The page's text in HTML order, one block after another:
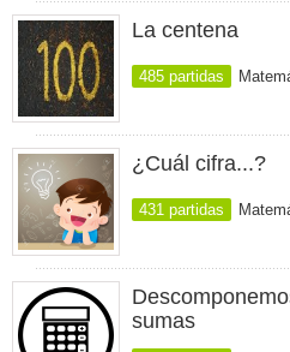
La centena
485 partidas
¿Cuál cifra...?
431 partidas
sumas